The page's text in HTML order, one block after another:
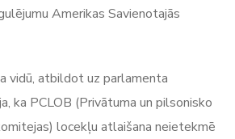
Amerikas Savienotajās
vidū, atbildot uz parlamenta
ka PCLOB (Privātuma un pilsonisko
locekļu atlaišana neietekmē